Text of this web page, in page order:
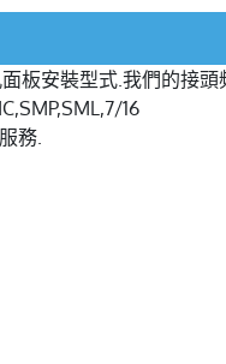
板安裝型式.我們的接頭
16
務.